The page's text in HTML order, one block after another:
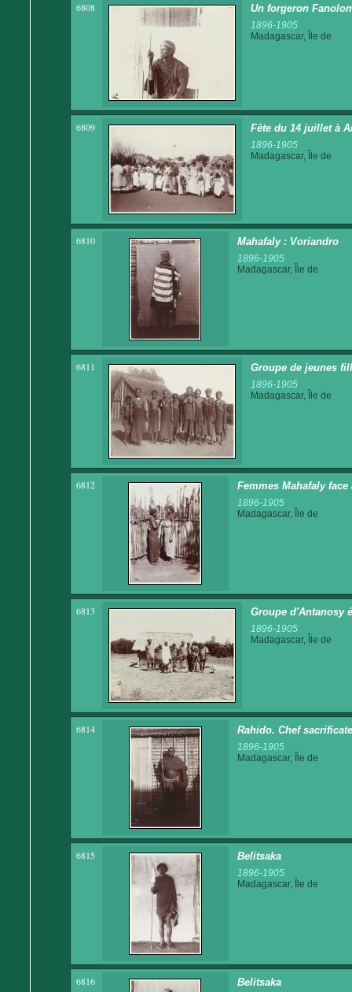
6808 Un forgeron
1896-1905
Madagascar, Île de
6809 Fête du 14 juillet à
1896-1905
Madagascar, Île de
6810 Mahafaly : Voriandro
1896-1905
Madagascar, Île de
6811 Groupe de jeunes
1896-1905
Madagascar, Île de
6812 Femmes Mahafaly face
1896-1905
Madagascar, Île de
6813 Groupe d'Antanosy
1896-1905
Madagascar, Île de
6814 Rahido. Chef
1896-1905
Madagascar, Île de
6815 Belitsaka
1896-1905
Madagascar, Île de
6816 Belitsaka